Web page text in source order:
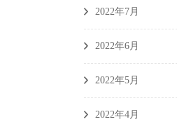
2022年7月
2022年6月
2022年5月
2022年4月